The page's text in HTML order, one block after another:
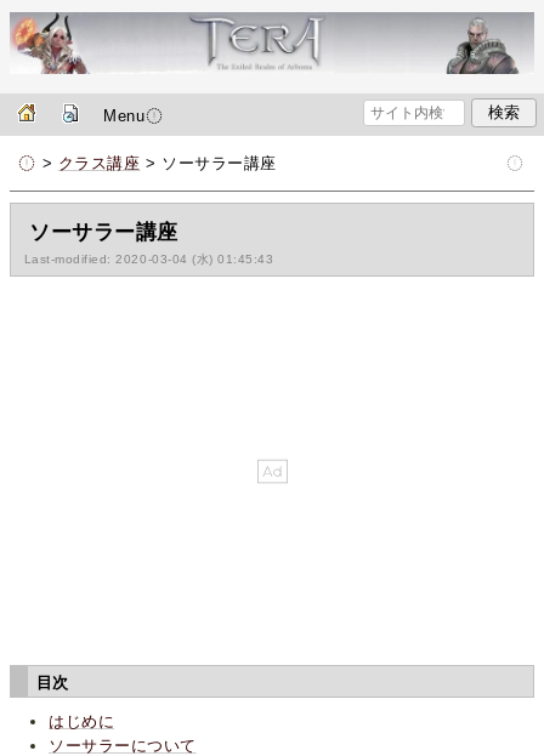
Menu
> クラス講座 > ソーサラー講座
ソーサラー講座
Last-modified: 2020-03-04 (水) 01:45:43
目次
はじめに
ソーサラーについて